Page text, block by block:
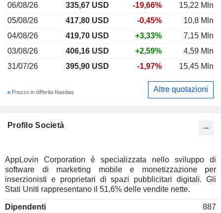
Profilo Società
AppLovin Corporation è specializzata nello sviluppo di
software di marketing mobile e monetizzazione per
inserzionisti e proprietari di spazi pubblicitari digitali. Gli
Stati Uniti rappresentano il 51,6% delle vendite nette.
Dipendenti 887
06/08/26
335,67 USD -19,66%
15,22 Mln
05/08/26
417,80 USD -0,45%
10,8 Mln
04/08/26
419,70 USD +3,33%
7,15 Mln
03/08/26
406,16 USD +2,59%
4,59 Mln
31/07/26
395,90 USD -1,97% 15,45 Mln
Prezzo in differita Nasdaq Altre quotazioni